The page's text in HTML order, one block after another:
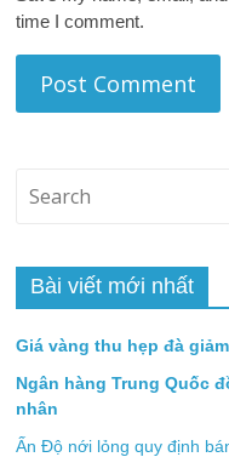
time I comment.
Bài viết mới nhất
Giá vàng thu hẹp đà
Ngân hàng Trung Quốc
nhân
Ấn Độ nới lỏng quy định